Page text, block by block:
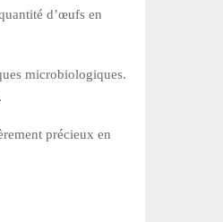
d’œufs en
microbiologiques.
précieux en